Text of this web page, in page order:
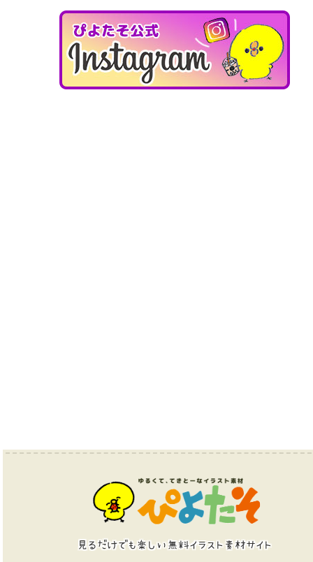
見るだけでも楽しい無料イラスト素材サイト